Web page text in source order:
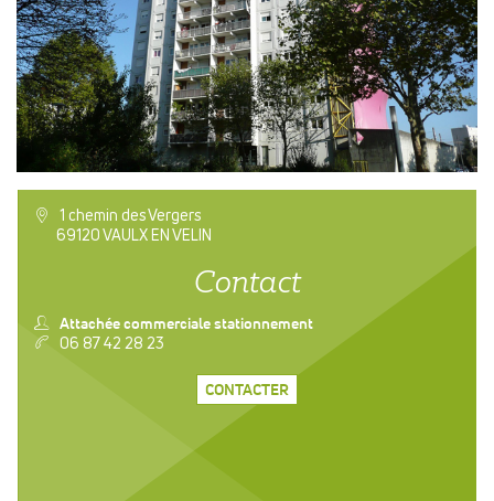
a
1 chemin des Vergers
69120 VAULX EN VELIN
Contact
n Attachée commerciale stationnement
v 06 87 42 28 23
CONTACTER